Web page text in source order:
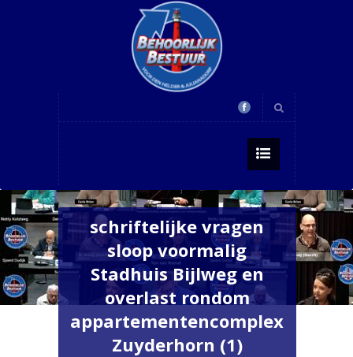
schriftelijke vragen
sloop voormalig
Stadhuis Bijlweg en
overlast rondom
appartementencomplex
Zuyderhorn (1)